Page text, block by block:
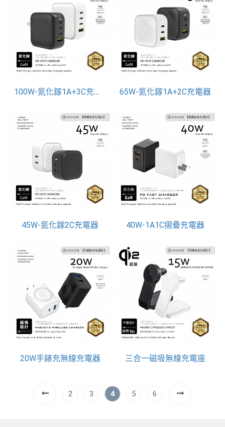
100W-氮化鎵1A+3C充電器 65W-氮化鎵1A+2C充電器
45W-氮化鎵2C充電器 40W-1A1C摺疊充電器
20W手錶充無線充電器 三合一磁吸無線充電座
2 3 4 5 6